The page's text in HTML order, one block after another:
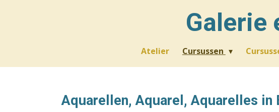
Galerie
Atelier Cursussen
Aquarellen, Aquarel, Aquarelles in